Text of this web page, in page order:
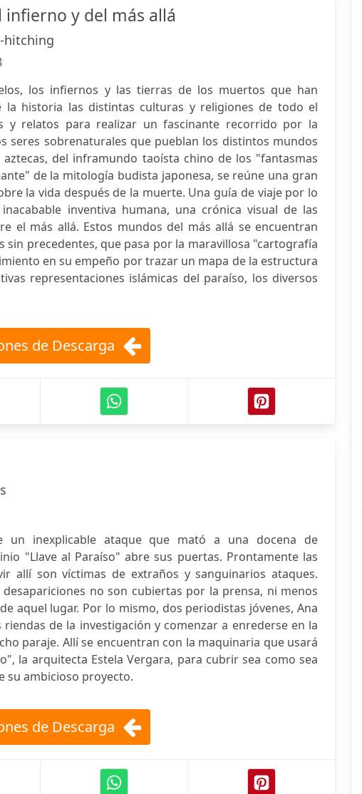
infierno y del más allá
hitching
los infiernos y las tierras de los muertos que han
la historia las distintas culturas y religiones de todo el
y relatos para realizar un fascinante recorrido por la
seres sobrenaturales que pueblan los distintos mundos
del inframundo taoísta chino de los "fantasmas
de la mitología budista japonesa, se reúne una gran
la vida después de la muerte. Una guía de viaje por lo
inventiva humana, una crónica visual de las
el más allá. Estos mundos del más allá se encuentran
precedentes, que pasa por la maravillosa "cartografía
en su empeño por trazar un mapa de la estructura
representaciones islámicas del paraíso, los diversos
de Descarga
un inexplicable ataque que mató a una docena de
"Llave al Paraíso" abre sus puertas. Prontamente las
allí son víctimas de extraños y sanguinarios ataques.
desapariciones no son cubiertas por la prensa, ni menos
aquel lugar. Por lo mismo, dos periodistas jóvenes, Ana
de la investigación y comenzar a enrederse en la
paraje. Allí se encuentran con la maquinaria que usará
la arquitecta Estela Vergara, para cubrir sea como sea
su ambicioso proyecto.
de Descarga